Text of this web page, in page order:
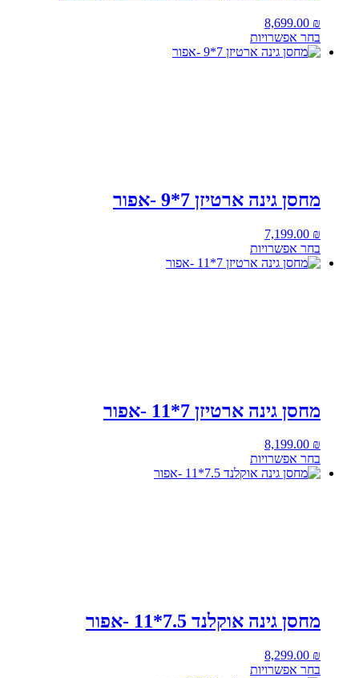
8,699.00 ₪
בחר אפשרויות
מחסן גינה ארטיזן 7*9 -אפור
7,199.00 ₪
בחר אפשרויות
מחסן גינה ארטיזן 7*11 -אפור
8,199.00 ₪
בחר אפשרויות
מחסן גינה אוקלנד 7.5*11 -אפור
8,299.00 ₪
בחר אפשרויות